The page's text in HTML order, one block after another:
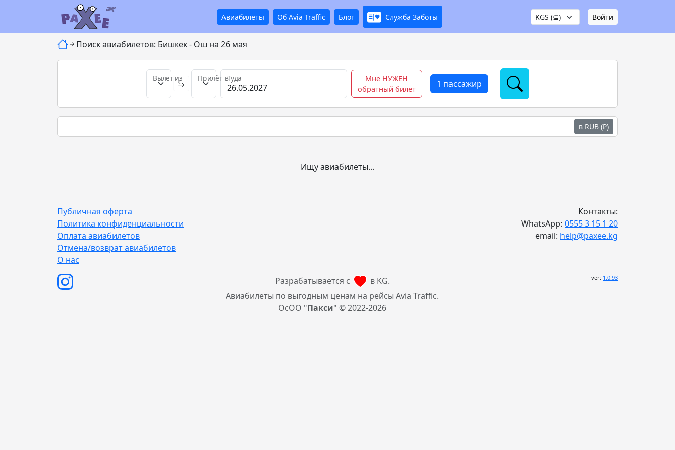
Авиабилеты Об Avia Traffic Блог Служба Заботы Войти
Поиск авиабилетов: Бишкек - Ош на 26 мая
Вылет из Прилёт вТуда
Мне НУЖЕН
обратный билет
1 пассажир
в RUB (₽)
Ищу авиабилеты...
Публичная оферта
Политика конфиденциальности
Оплата авиабилетов
Отмена/возврат авиабилетов
О нас
Контакты:
WhatsApp: 0555 3 15 1 20
email: help@paxee.kg
Разрабатывается с
в KG.
Авиабилеты по выгодным ценам на рейсы Avia Traffic.
ОсОО "Пакси" © 2022-2026
ver: 1.0.93